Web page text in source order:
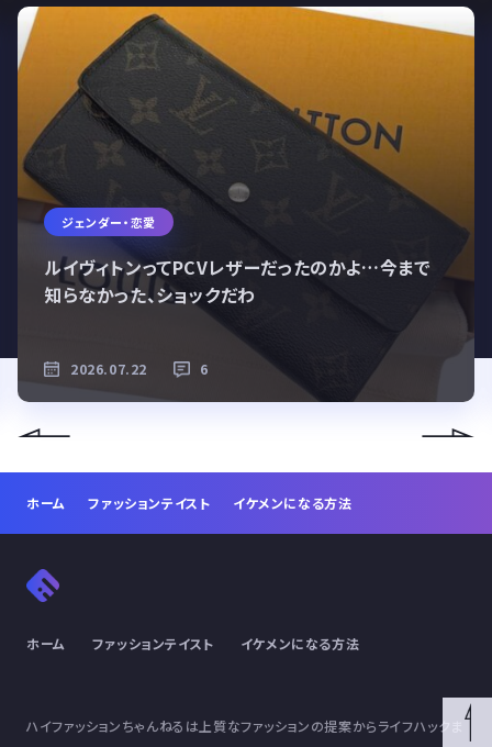
ジェンダー・恋愛
ルイヴィトンってPCVレザーだったのかよ…今まで
知らなかった、ショックだわ
2026.07.22 6
ホーム ファッションテイスト イケメンになる方法
ホーム ファッションテイスト イケメンになる方法
ハイファッションちゃんねるは上質なファッションの提案からライフハックま